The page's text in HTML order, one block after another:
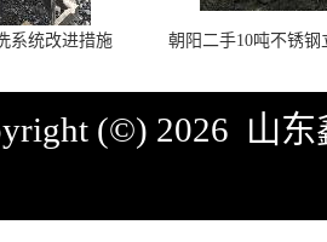
系统改进措施 朝阳二手10吨不锈
(©) 2026 山